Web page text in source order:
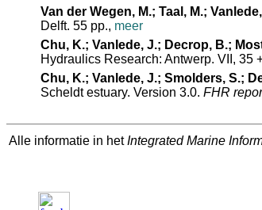
Van der Wegen, M.; Taal, M.;
Delft. 55 pp., meer
Chu, K.; Vanlede, J.; Decrop, B.;
Hydraulics Research: Antwerp. VII, 35
Chu, K.; Vanlede, J.; Smolders, S.;
Scheldt estuary. Version 3.0. FHR
Alle informatie in hetIntegrated Marine